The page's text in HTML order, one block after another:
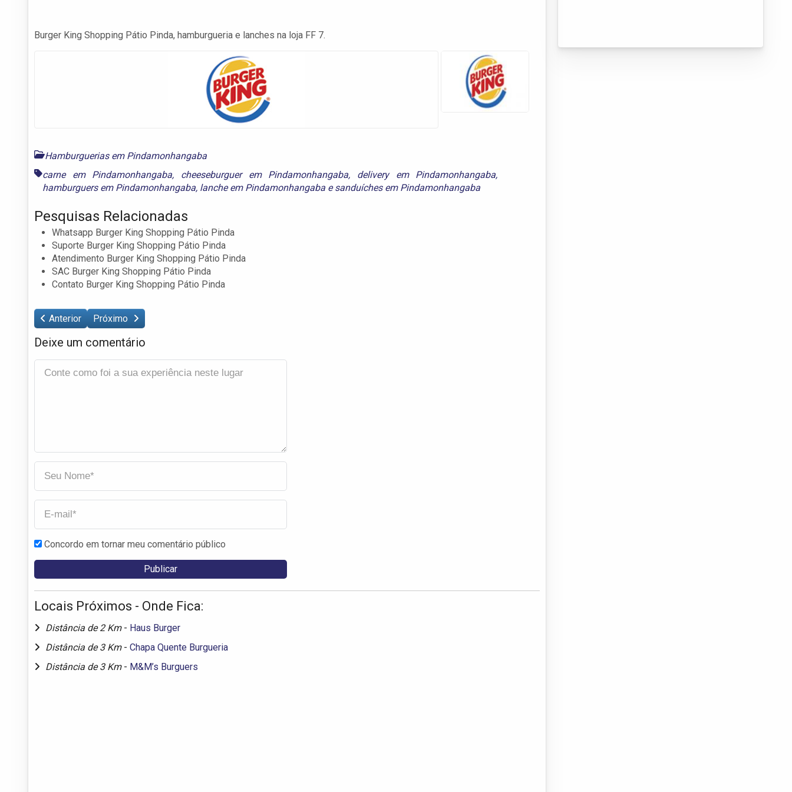
Burger King Shopping Pátio Pinda, hamburgueria e lanches na loja FF 7.
Hamburguerias em Pindamonhangaba
carne em Pindamonhangaba, cheeseburguer em Pindamonhangaba, delivery em Pindamonhangaba,
hamburguers em Pindamonhangaba, lanche em Pindamonhangaba esanduíches em Pindamonhangaba
Pesquisas Relacionadas
Whatsapp Burger King Shopping Pátio Pinda
Suporte Burger King Shopping Pátio Pinda
Atendimento Burger King Shopping Pátio Pinda
SAC Burger King Shopping Pátio Pinda
Contato Burger King Shopping Pátio Pinda
Anterior Próximo
Deixe um comentário
Concordo em tornar meu comentário público
Locais Próximos - Onde Fica:
Distância de 2 Km - Haus Burger
Distância de 3 Km - Chapa Quente Burgueria
Distância de 3 Km - M&M’s Burguers